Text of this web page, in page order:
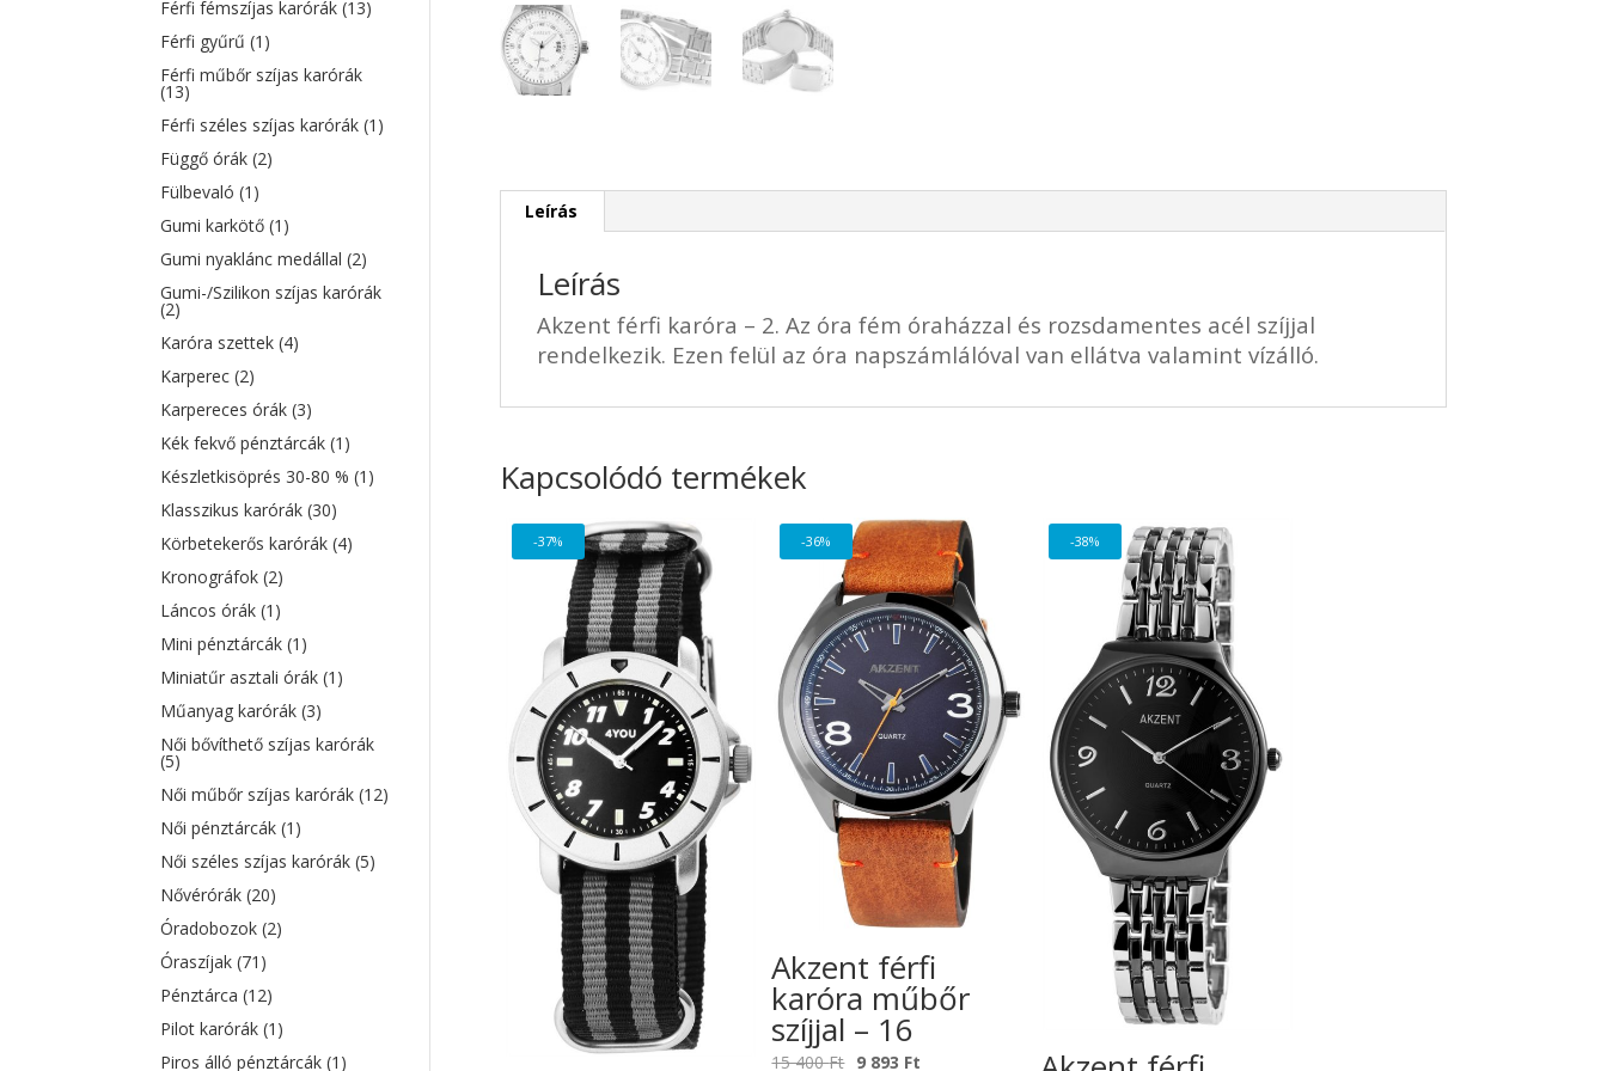
Leírás
Leírás
Akzent férfi karóra – 2. Az óra fém óraházzal és rozsdamentes acél szíjjal
rendelkezik. Ezen felül az óra napszámlálóval van ellátva valamint vízálló.
Kapcsolódó termékek
-37% -36%
Akzent férfi
karóra műbőr
szíjjal – 16
15 400Ft Original
9 893 Ft
-38%
Férfi fémszíjas karórák(13)
Férfi gyűrű(1)
Férfi műbőr szíjas karórák
(13)
Férfi széles szíjas karórák(1)
Függő órák(2)
Fülbevaló(1)
Gumi karkötő(1)
Gumi nyaklánc medállal(2)
Gumi-/Szilikon szíjas karórák
(2)
Karóra szettek(4)
Karperec(2)
Karpereces órák(3)
Kék fekvő pénztárcák(1)
Készletkisöprés 30-80 %(1)
Klasszikus karórák(30)
Körbetekerős karórák(4)
Kronográfok(2)
Láncos órák(1)
Mini pénztárcák(1)
Miniatűr asztali órák(1)
Műanyag karórák(3)
Női bővíthető szíjas karórák
(5)
Női műbőr szíjas karórák(12)
Női pénztárcák(1)
Női széles szíjas karórák(5)
Nővérórák(20)
Óradobozok(2)
Óraszíjak(71)
Pénztárca(12)
Pilot karórák(1)
Piros álló pénztárcák(1)